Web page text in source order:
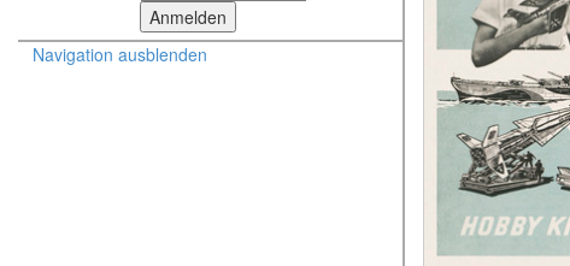
Navigation ausblenden